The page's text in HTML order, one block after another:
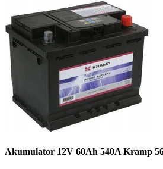
Akumulator 12V 60Ah 540A Kramp